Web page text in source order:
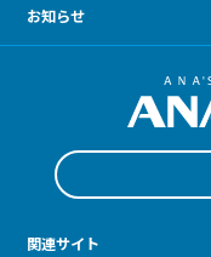
お知らせ
関連サイト